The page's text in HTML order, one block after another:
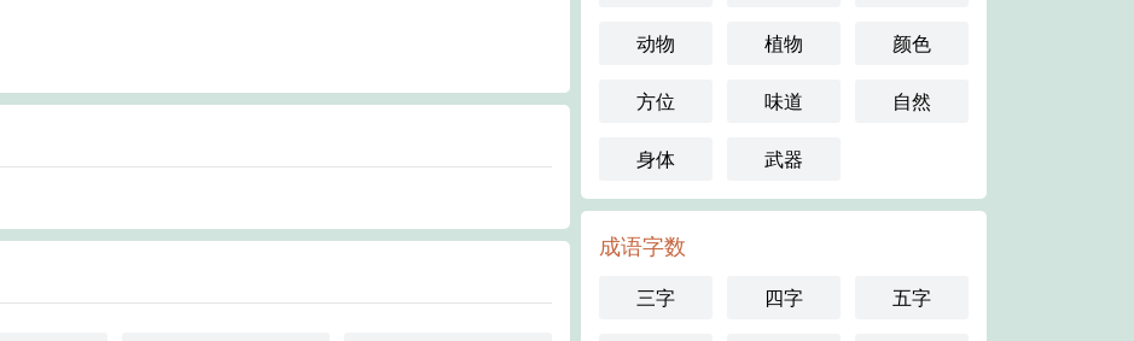
动物 植物 颜色
方位 味道 自然
身体 武器
成语字数
三字 四字 五字